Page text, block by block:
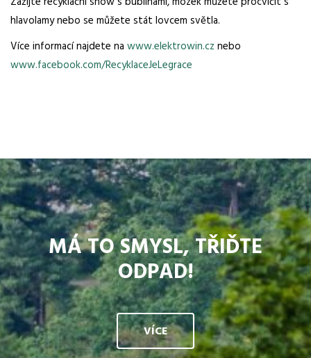
hlavolamy nebo se můžete stát lovcem světla.
Více informací najdete na www.elektrowin.cz nebo
www.facebook.com/RecyklaceJeLegrace
MÁ TO SMYSL, TŘIĎTE
ODPAD!
VÍCE